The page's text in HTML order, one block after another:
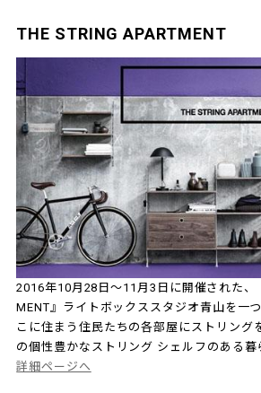
THE STRING APARTMENT
2016年10月28日～11月3日に開催された、
MENT』ライトボックススタジオ青山を一
こに住まう住民たちの各部屋にストリング
の個性豊かなストリング シェルフのある暮
詳細ページへ